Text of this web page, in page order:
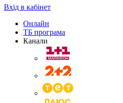
Вхід в кабінет
Онлайн
ТБ програма
Канали